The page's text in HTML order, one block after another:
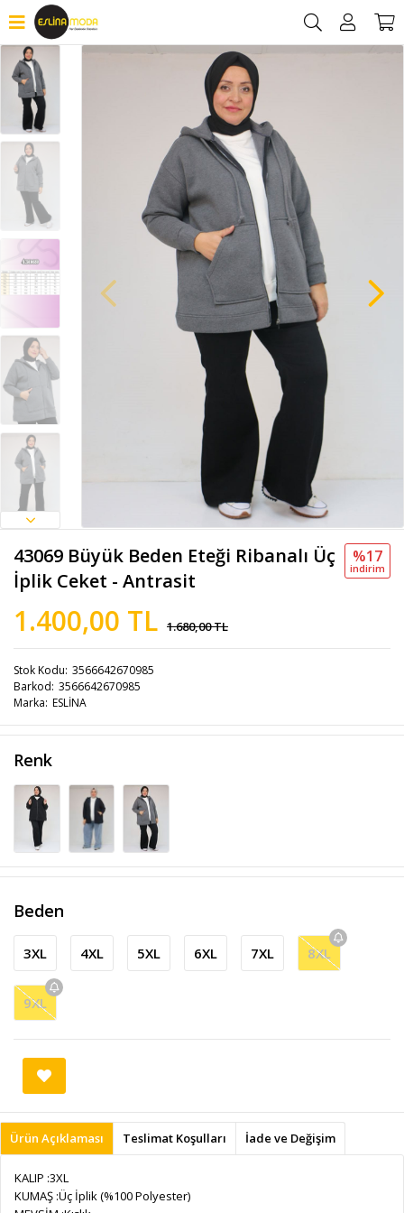
43069 Büyük Beden Eteği Ribanalı Üç
İplik Ceket - Antrasit
1.400,00 TL 1.680,00 TL
%17
i̇ndi̇ri̇m
Stok Kodu 3566642670985
Barkod 3566642670985
Marka ESLİNA
Renk
Beden
3XL 4XL 5XL 6XL 7XL 8XL
9XL
Ürün Açıklaması Teslimat Koşulları İade ve Değişim
KALIP :3XL
KUMAŞ :Üç İplik (%100 Polyester)